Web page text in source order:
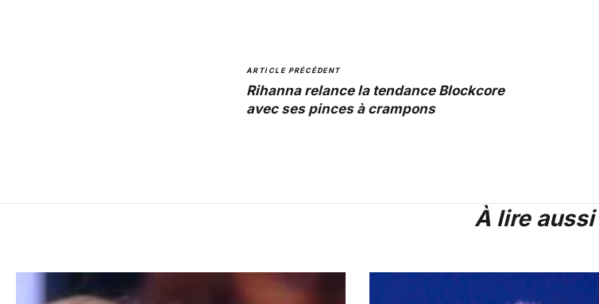
ARTICLE PRÉCÉDENT
Rihanna relance la tendance Blockcore
avec ses pinces à crampons
À lire aussi